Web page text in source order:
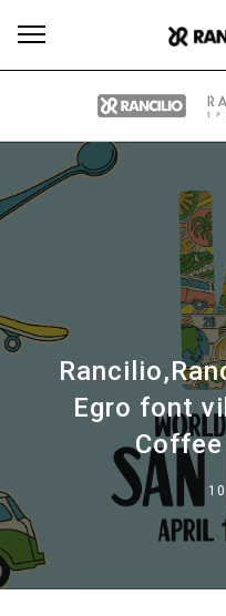
Egro font
Produits
Our brands
News